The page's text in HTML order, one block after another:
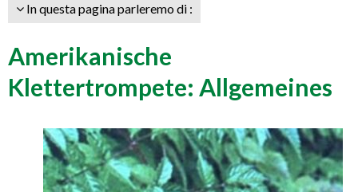
In questa pagina parleremo di :
Amerikanische
Klettertrompete: Allgemeines